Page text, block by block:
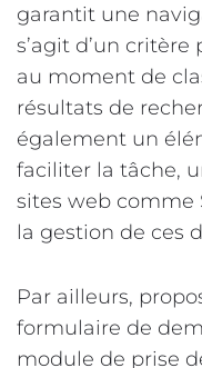
garantit une
s’agit d’un
au moment de
résultats de
également un
faciliter la tâche,
sites web comme
la gestion de ces
Par ailleurs,
formulaire de
module de prise